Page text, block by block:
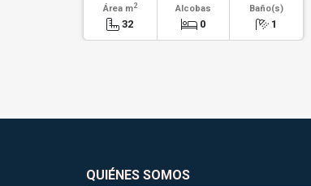
Área m2
32
Alcobas
0
Baño(s)
1
QUIÉNES SOMOS